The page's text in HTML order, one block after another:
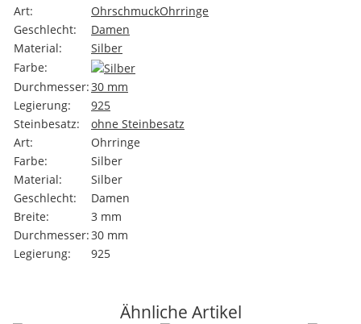
Art:
OhrschmuckOhrringe
Geschlecht:
Damen
Material:
Silber
Farbe:
Durchmesser:30 mm
Legierung:
925
Steinbesatz:
ohne Steinbesatz
Art:
Ohrringe
Farbe:
Silber
Material:
Silber
Geschlecht:
Damen
Breite:
3 mm
Durchmesser:30 mm
Legierung:
925
Ähnliche Artikel